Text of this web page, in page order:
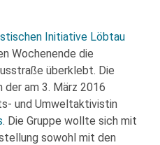
Initiative Löbtau
Wochenende die
überklebt. Die
am 3. März 2016
und Umweltaktivistin
. Die Gruppe wollte sich mit
sowohl mit den